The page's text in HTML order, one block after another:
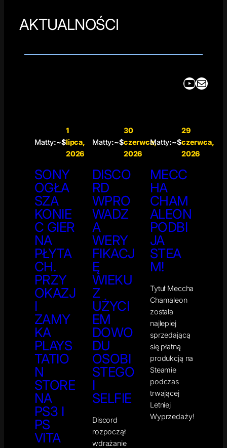
AKTUALNOŚCI
YouTube Mail
Matty:~$
1
lipca,
2026
SONY
OGŁA
SZA
KONIE
C GIER
NA
PŁYTA
CH.
PRZY
OKAZJ
I
ZAMY
KA
PLAYS
TATIO
N
STORE
NA
PS3 I
PS
VITA
Matty:~$
30
czerwca,
2026
DISCO
RD
WPRO
WADZ
A
WERY
FIKACJ
Ę
WIEKU
Z
UŻYCI
EM
DOWO
DU
OSOBI
STEGO
I
SELFIE
Discord
rozpoczął
wdrażanie
Matty:~$
29
czerwca,
2026
MECC
HA
CHAM
ALEON
PODBI
JA
STEA
M!
Tytuł Meccha
Chamaleon
została
najlepiej
sprzedającą
się płatną
produkcją na
Steamie
podczas
trwającej
Letniej
Wyprzedaży!